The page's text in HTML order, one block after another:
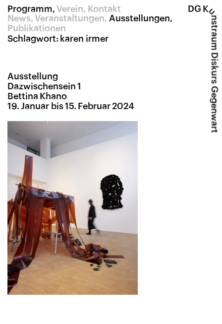
DG Ku
nstraum Diskurs Gegenwart
Programm
News Veranstaltungen
Ausstellungen
Publikationen
Verein Kontakt
Schlagwort: karen irmer
Ausstellung
Dazwischensein 1
Bettina Khano
19. Januar bis 15. Februar 2024